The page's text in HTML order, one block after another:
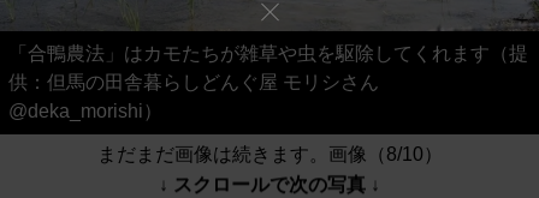
「合鴨農法」はカモたちが雑草や虫を駆除してくれます（提
供：但馬の田舎暮らしどんぐ屋 モリシさん
@deka_morishi）
まだまだ画像は続きます。画像（8/10）
↓ スクロールで次の写真 ↓